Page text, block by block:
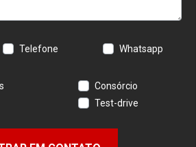
Telefone
Whatsapp
Consórcio
Test-drive